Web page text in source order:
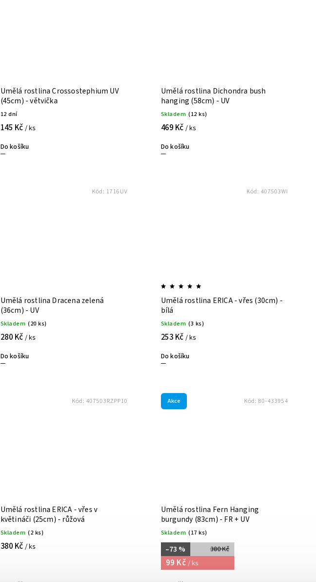
Umělá rostlina Crossostephium UV
(45cm) - větvička
12 dní
145 Kč / ks
Do košíku
Umělá rostlina Dichondra bush
hanging (58cm) - UV
Skladem (12 ks)
469 Kč/ ks
Do košíku
Umělá rostlina Dracena zelená
(36cm) - UV
Skladem (20 ks)
280 Kč / ks
Do košíku
Kód: 1716UV
Umělá rostlina ERICA - vřes (30cm) -
bílá
Skladem (3 ks)
253 Kč/ ks
Do košíku
Kód: 407503WI
Umělá rostlina ERICA - vřes v
květináči (25cm) - růžová
Skladem (2 ks)
380 Kč / ks
Kód: 407503RZPP10 Akce
Umělá rostlina Fern Hanging
burgundy (83cm) - FR + UV
Skladem (17 ks)
380 Kč
–73 %
99 Kč / ks
Kód: 80-433954